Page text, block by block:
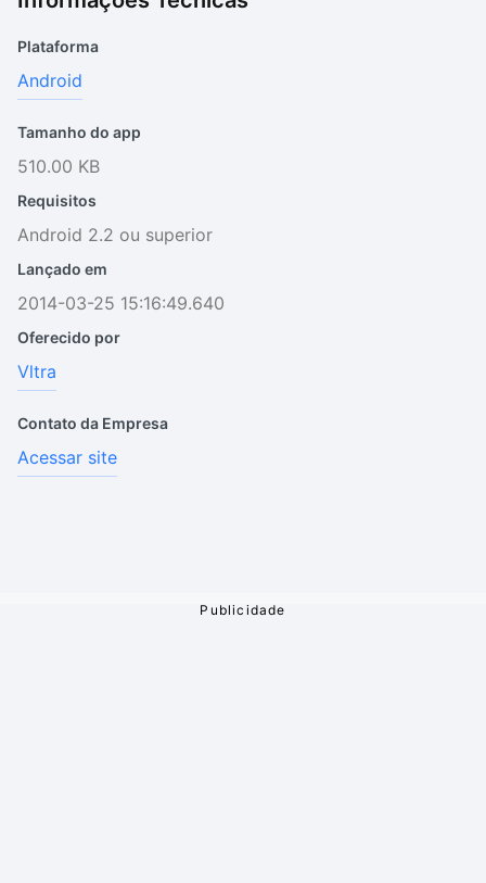
Plataforma
Android
Tamanho do app
510.00 KB
Requisitos
Android 2.2 ou superior
Lançado em
2014-03-25 15:16:49.640
Oferecido por
Vltra
Contato da Empresa
Acessar site